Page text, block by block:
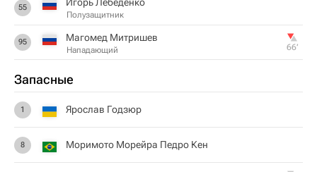
55
Полузащитник
95 Магомед Митришев
Нападающий 66‎’‎
Запасные
1 Ярослав Годзюр
8 Моримото Морейра Педро Кен